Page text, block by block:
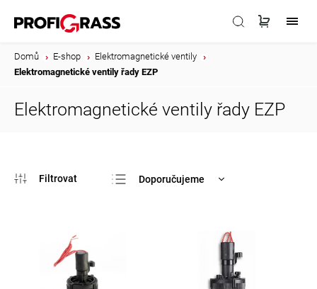
Domů E-shop Elektromagnetické ventily
Elektromagnetické ventily řady EZP
Elektromagnetické ventily řady EZP
Doporučujeme